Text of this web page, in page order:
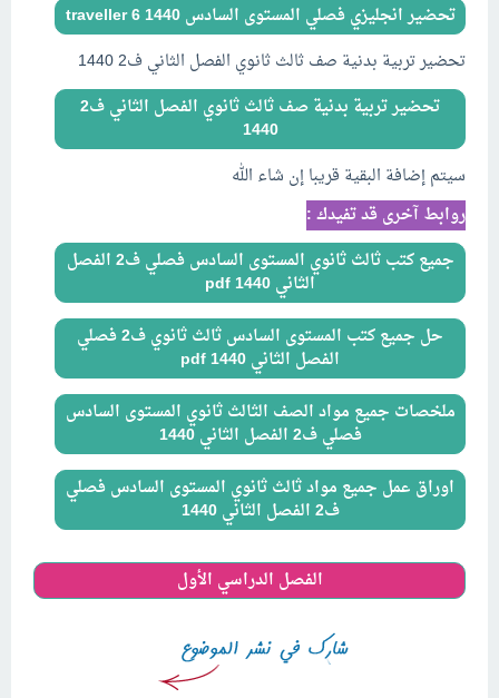
تحضير انجليزي فصلي المستوى السادس traveller 6 1440
تحضير تربية بدنية صف ثالث ثانوي الفصل الثاني ف2 1440
تحضير تربية بدنية صف ثالث ثانوي الفصل الثاني ف2
1440
سيتم إضافة البقية قريبا إن شاء الله
روابط آخرى قد تفيدك :
جميع كتب ثالث ثانوي المستوى السادس فصلي ف2 الفصل
الثاني 1440 pdf
حل جميع كتب المستوى السادس ثالث ثانوي ف2 فصلي
الفصل الثاني 1440 pdf
ملخصات جميع مواد الصف الثالث ثانوي المستوى السادس
فصلي ف2 الفصل الثاني 1440
اوراق عمل جميع مواد ثالث ثانوي المستوى السادس فصلي
ف2 الفصل الثاني 1440
الفصل الدراسي الأول